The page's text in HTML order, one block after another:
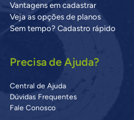
Vantagens em cadastrar
Veja as opções de planos
Sem tempo? Cadastro rápido
Precisa de Ajuda?
Central de Ajuda
Dúvidas Frequentes
Fale Conosco